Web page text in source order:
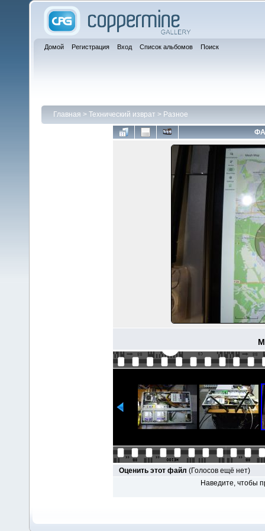
Домой Регистрация Вход Список альбомов Поиск
Главная > Технический изврат > Разное
Оценить этот файл (Голосов ещё нет)
Наведите, чтобы